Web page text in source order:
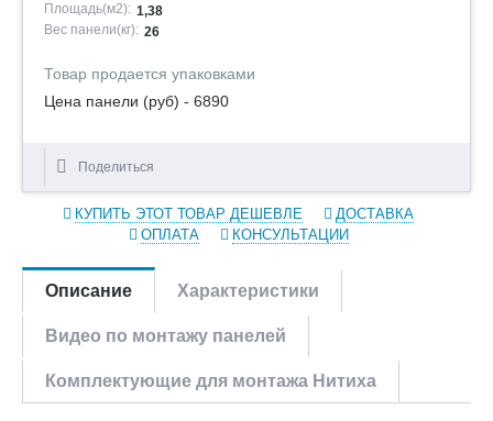
Площадь(м2): 1,38
Вес панели(кг): 26
Товар продается упаковками
Цена панели (руб) - 6890
Поделиться
КУПИТЬ ЭТОТ ТОВАР ДЕШЕВЛЕ
ДОСТАВКА
ОПЛАТА
КОНСУЛЬТАЦИИ
Описание Характеристики
Видео по монтажу панелей
Комплектующие для монтажа Нитиха